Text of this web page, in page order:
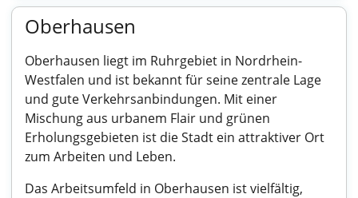
Oberhausen
Oberhausen liegt im Ruhrgebiet in Nordrhein-
Westfalen und ist bekannt für seine zentrale Lage
und gute Verkehrsanbindungen. Mit einer
Mischung aus urbanem Flair und grünen
Erholungsgebieten ist die Stadt ein attraktiver Ort
zum Arbeiten und Leben.
Das Arbeitsumfeld in Oberhausen ist vielfältig,